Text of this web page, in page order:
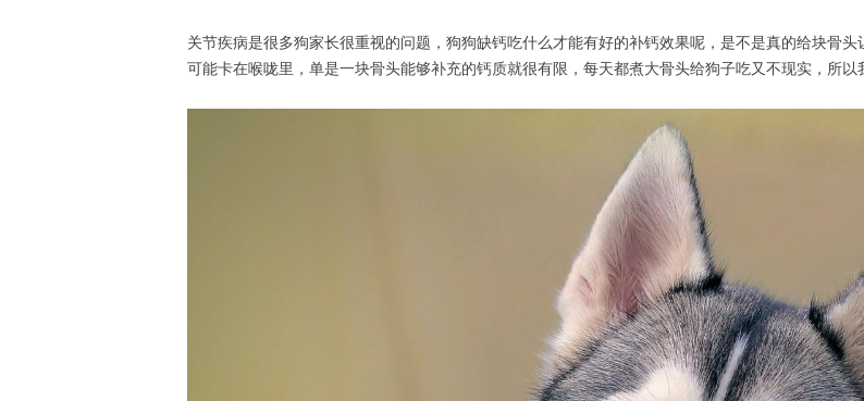
关节疾病是很多狗家长很重视的问题，狗狗缺钙吃什么才能有好的补钙效果呢，是不是真的给块骨
可能卡在喉咙里，单是一块骨头能够补充的钙质就很有限，每天都煮大骨头给狗子吃又不现实，所